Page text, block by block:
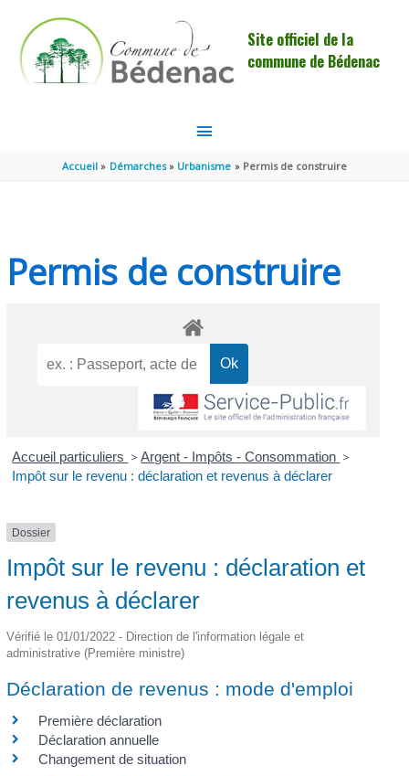
Site officiel de la
commune de Bédenac
MENU
PRINCIPAL
Accueil Démarches Urbanisme Permis de construire
Permis de construire
Accueil particuliers > Argent - Impôts - Consommation >
Impôt sur le revenu : déclaration et revenus à déclarer
Dossier
Impôt sur le revenu : déclaration et
revenus à déclarer
Vérifié le 01/01/2022 - Direction de l'information légale et
administrative (Première ministre)
Déclaration de revenus : mode d'emploi
Première déclaration
Déclaration annuelle
Changement de situation